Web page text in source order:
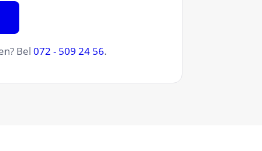
Bel 072 - 509 24 56.